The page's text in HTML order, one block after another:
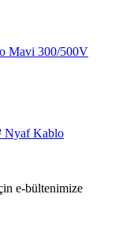
Mavi 300/500V
Nyaf Kablo
e-bültenimize